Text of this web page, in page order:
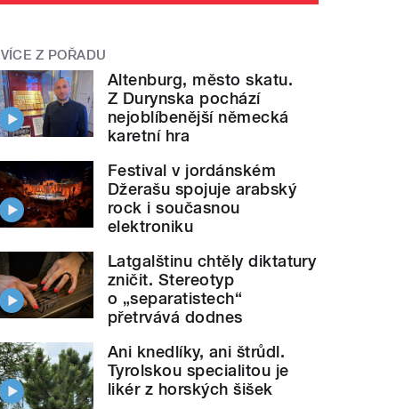
VÍCE Z POŘADU
Altenburg, město skatu.
Z Durynska pochází
nejoblíbenější německá
karetní hra
Festival v jordánském
Džerašu spojuje arabský
rock i současnou
elektroniku
Latgalštinu chtěly diktatury
zničit. Stereotyp
o „separatistech“
přetrvává dodnes
Ani knedlíky, ani štrůdl.
Tyrolskou specialitou je
likér z horských šišek